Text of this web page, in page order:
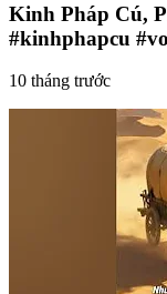
Kinh Pháp Cú,
#kinhphapcu
10 tháng trước